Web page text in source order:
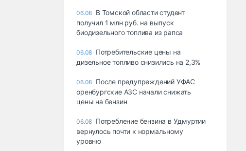
06.08 В Томской области студент
получил 1 млн руб. на выпуск
биодизельного топлива из рапса
06.08 Потребительские цены на
дизельное топливо снизились на 2,3%
06.08 После предупреждений УФАС
оренбургские АЗС начали снижать
цены на бензин
06.08 Потребление бензина в Удмуртии
вернулось почти к нормальному
уровню